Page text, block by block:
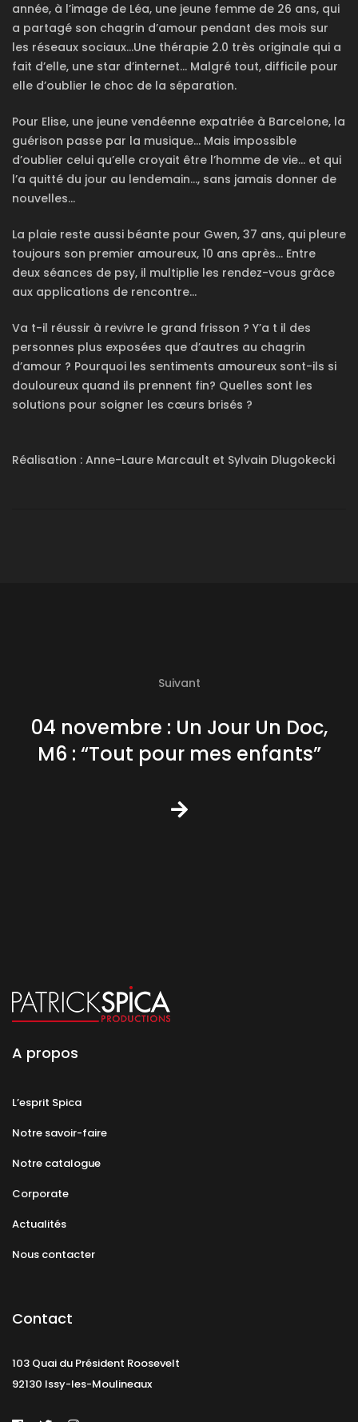
année, à l’image de Léa, une jeune femme de 26 ans, qui
a partagé son chagrin d’amour pendant des mois sur
les réseaux sociaux…Une thérapie 2.0 très originale qui a
fait d’elle, une star d’internet… Malgré tout, difficile pour
elle d’oublier le choc de la séparation.
Pour Elise, une jeune vendéenne expatriée à Barcelone, la
guérison passe par la musique… Mais impossible
d’oublier celui qu’elle croyait être l’homme de vie… et qui
l’a quitté du jour au lendemain…, sans jamais donner de
nouvelles…
La plaie reste aussi béante pour Gwen, 37 ans, qui pleure
toujours son premier amoureux, 10 ans après… Entre
deux séances de psy, il multiplie les rendez-vous grâce
aux applications de rencontre…
Va t-il réussir à revivre le grand frisson ? Y’a t il des
personnes plus exposées que d’autres au chagrin
d’amour ? Pourquoi les sentiments amoureux sont-ils si
douloureux quand ils prennent fin? Quelles sont les
solutions pour soigner les cœurs brisés ?
Réalisation : Anne-Laure Marcault et Sylvain Dlugokecki
Suivant
04 novembre : Un Jour Un Doc,
M6 : “Tout pour mes enfants”
A propos
L’esprit Spica
Notre savoir-faire
Notre catalogue
Corporate
Actualités
Nous contacter
Contact
103 Quai du Président Roosevelt
92130 Issy-les-Moulineaux